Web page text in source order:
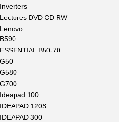
Inverters
Lectores DVD CD RW
Lenovo
B590
ESSENTIAL B50-70
G50
G580
G700
Ideapad 100
IDEAPAD 120S
IDEAPAD 300